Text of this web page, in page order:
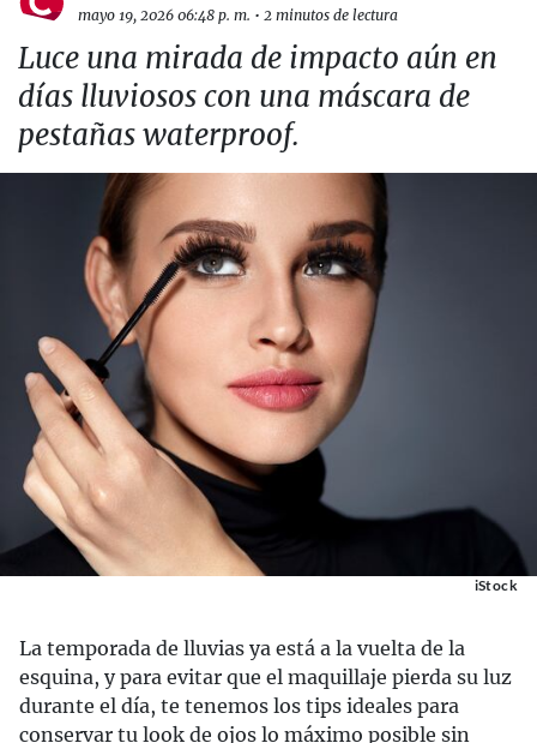
mayo 19, 2026 06:48 p. m. • 2 minutos de lectura
Luce una mirada de impacto aún en
días lluviosos con una máscara de
pestañas waterproof.
iStock
La temporada de lluvias ya está a la vuelta de la
esquina, y para evitar que el maquillaje pierda su luz
durante el día, te tenemos los tips ideales para
conservar tu look de ojos lo máximo posible sin